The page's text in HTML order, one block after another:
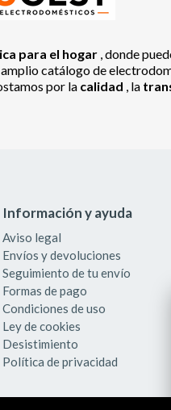
para el hogar , donde
amplio catálogo de
por la calidad , la
Información y ayuda
Aviso legal
Envíos y devoluciones
Seguimiento de tu envío
Formas de pago
Condiciones de uso
Ley de cookies
Desistimiento
Política de privacidad